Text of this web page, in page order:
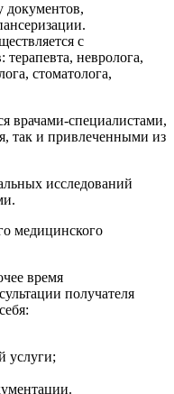
документов,
с
невролога,
стоматолога,
врачами-специалистами,
так и привлеченными из
исследований
медицинского
время
получателя
услуги;